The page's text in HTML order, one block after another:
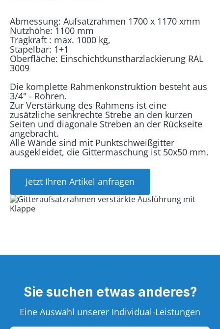
Abmessung: Aufsatzrahmen 1700 x 1170 xmm
Nutzhöhe: 1100 mm
Tragkraft : max. 1000 kg,
Stapelbar: 1+1
Oberfläche: Einschichtkunstharzlackierung RAL
3009
Die komplette Rahmenkonstruktion besteht aus
3/4" - Rohren.
Zur Verstärkung des Rahmens ist eine
zusätzliche senkrechte Strebe an den kurzen
Seiten und diagonale Streben an der Rückseite
angebracht.
Alle Wände sind mit Punktschweißgitter
ausgekleidet, die Gittermaschung ist 50x50 mm.
Jetzt Ihren Artikel anfragen
Sie suchen etwas anderes?
Eine Auswahl unserer Individual-Leistungen